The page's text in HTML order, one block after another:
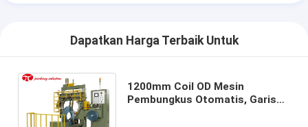
Dapatkan Harga Terbaik Untuk
1200mm Coil OD Mesin
Pembungkus Otomatis, Garis